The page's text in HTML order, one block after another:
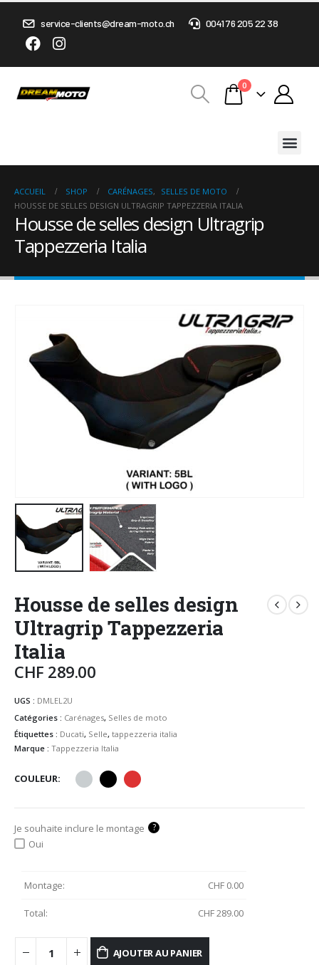
service-clients@dream-moto.ch 0041 76 205 22 38
0
ACCUEIL SHOP CARÉNAGES,
SELLES DE MOTO
HOUSSE DE SELLES DESIGN ULTRAGRIP TAPPEZZERIA ITALIA
Housse de selles design Ultragrip
Tappezzeria Italia
Housse de selles design
Ultragrip Tappezzeria
Italia
CHF 289.00
UGS : DMLEL2U
Catégories : Carénages, Selles de moto
Étiquettes : Ducati, Selle, tappezzeria italia
Marque : Tappezzeria Italia
COULEUR
Je souhaite inclure le montage ?
Oui
Montage: CHF 0.00
Total: CHF289.00
AJOUTER AU PANIER